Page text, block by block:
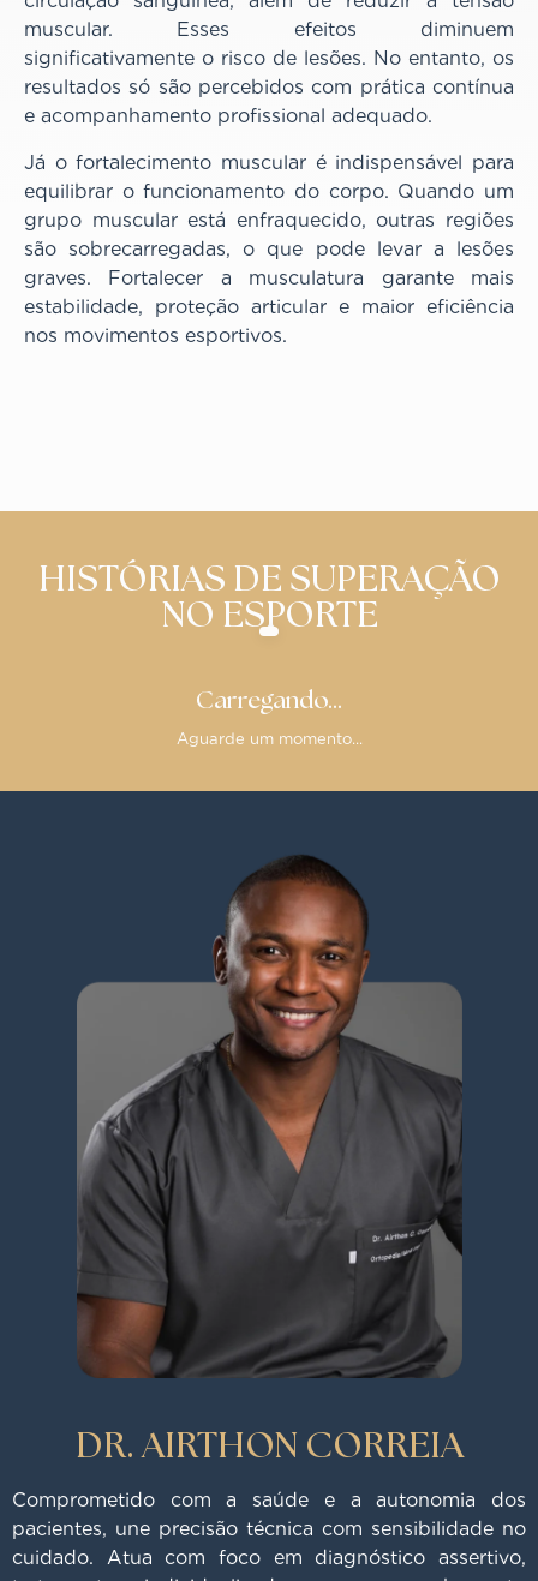
muscular. Esses efeitos diminuem
significativamente o risco de lesões. No entanto, os
resultados só são percebidos com prática contínua
e acompanhamento profissional adequado.
Já o fortalecimento muscular é indispensável para
equilibrar o funcionamento do corpo. Quando um
grupo muscular está enfraquecido, outras regiões
são sobrecarregadas, o que pode levar a lesões
graves. Fortalecer a musculatura garante mais
estabilidade, proteção articular e maior eficiência
nos movimentos esportivos.
HISTÓRIAS DE SUPERAÇÃO
NO ESPORTE
Carregando...
Aguarde um momento...
DR. AIRTHON CORREIA
Comprometido com a saúde e a autonomia dos
pacientes, une precisão técnica com sensibilidade no
cuidado. Atua com foco em diagnóstico assertivo,